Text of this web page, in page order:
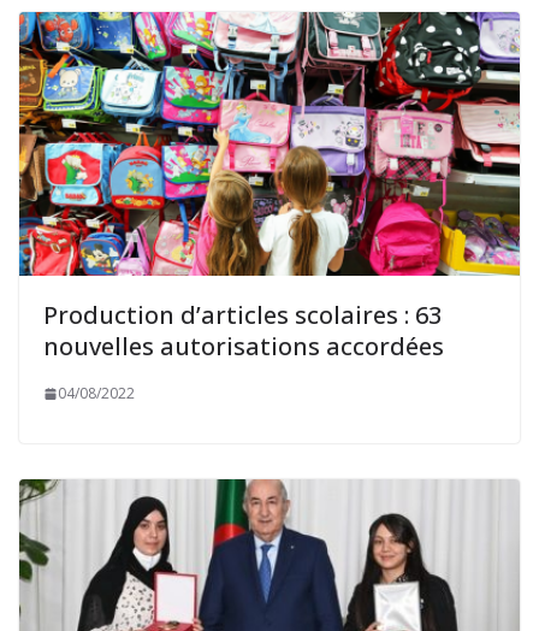
Production d’articles scolaires : 63
nouvelles autorisations accordées
04/08/2022